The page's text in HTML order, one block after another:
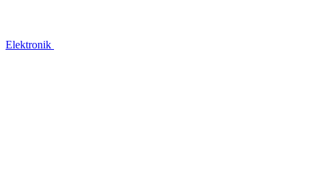
Elektronik